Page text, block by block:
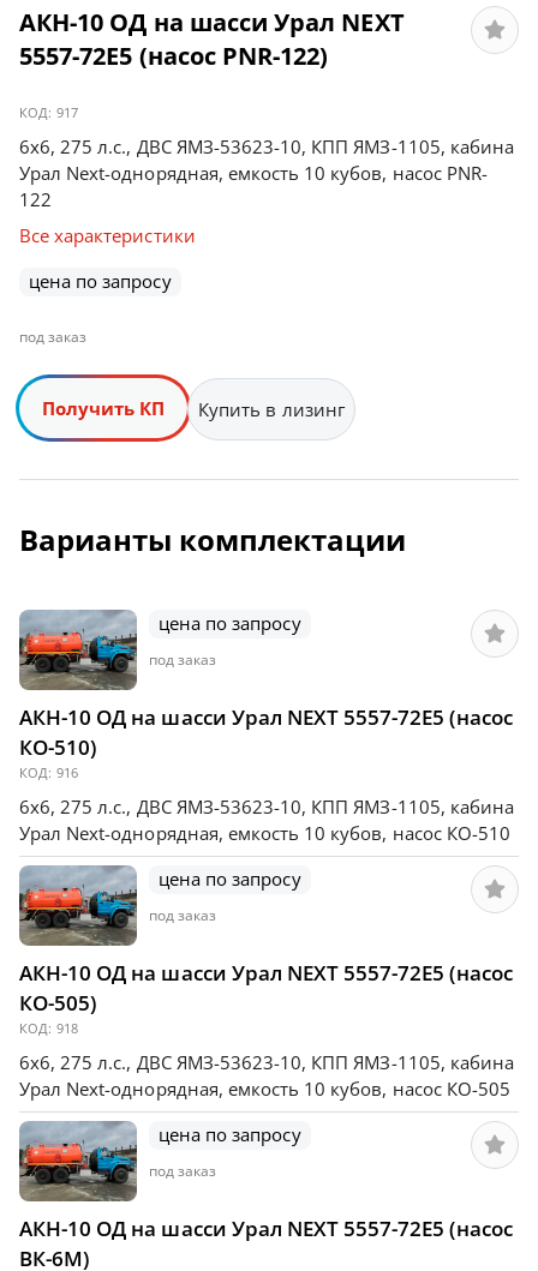
АКН-10 ОД на шасси Урал NEXT
5557-72Е5 (насос PNR-122)
КОД: 917
6х6, 275 л.с., ДВС ЯМЗ-53623-10, КПП ЯМЗ-1105, кабина
Урал Next-однорядная, емкость 10 кубов, насос PNR-
122
Все характеристики
цена по запросу
под заказ
Получить КП Купить в лизинг
Варианты комплектации
АКН-10 ОД на шасси Урал NEXT 5557-72Е5 (насос
КО-510)
КОД: 916
6х6, 275 л.с., ДВС ЯМЗ-53623-10, КПП ЯМЗ-1105, кабина
Урал Next-однорядная, емкость 10 кубов, насос КО-510
цена по запросу
под заказ
АКН-10 ОД на шасси Урал NEXT 5557-72Е5 (насос
КО-505)
КОД: 918
6х6, 275 л.с., ДВС ЯМЗ-53623-10, КПП ЯМЗ-1105, кабина
Урал Next-однорядная, емкость 10 кубов, насос КО-505
цена по запросу
под заказ
АКН-10 ОД на шасси Урал NEXT 5557-72Е5 (насос
ВК-6М)
цена по запросу
под заказ